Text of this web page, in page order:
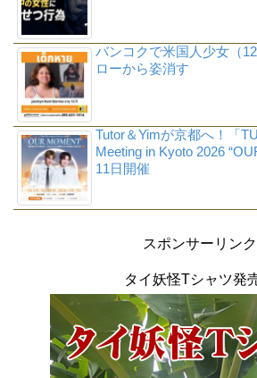
バンコクで米国人少女（
ローから姿消す
Tutor＆Yimが京都へ！「
Meeting in Kyoto 2026
11日開催
スポンサーリンク
タイ妖怪Tシャツ発